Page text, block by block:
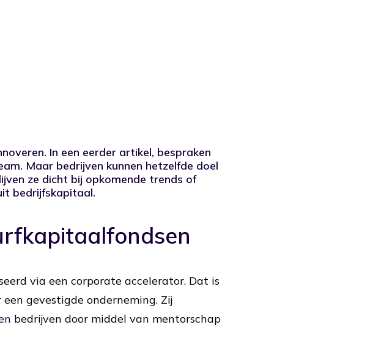
In een eerder artikel, bespraken
Maar bedrijven kunnen hetzelfde doel
ze dicht bij opkomende trends of
bedrijfskapitaal.
via een corporate accelerator. Dat is
gevestigde onderneming. Zij
bedrijven door middel van mentorschap